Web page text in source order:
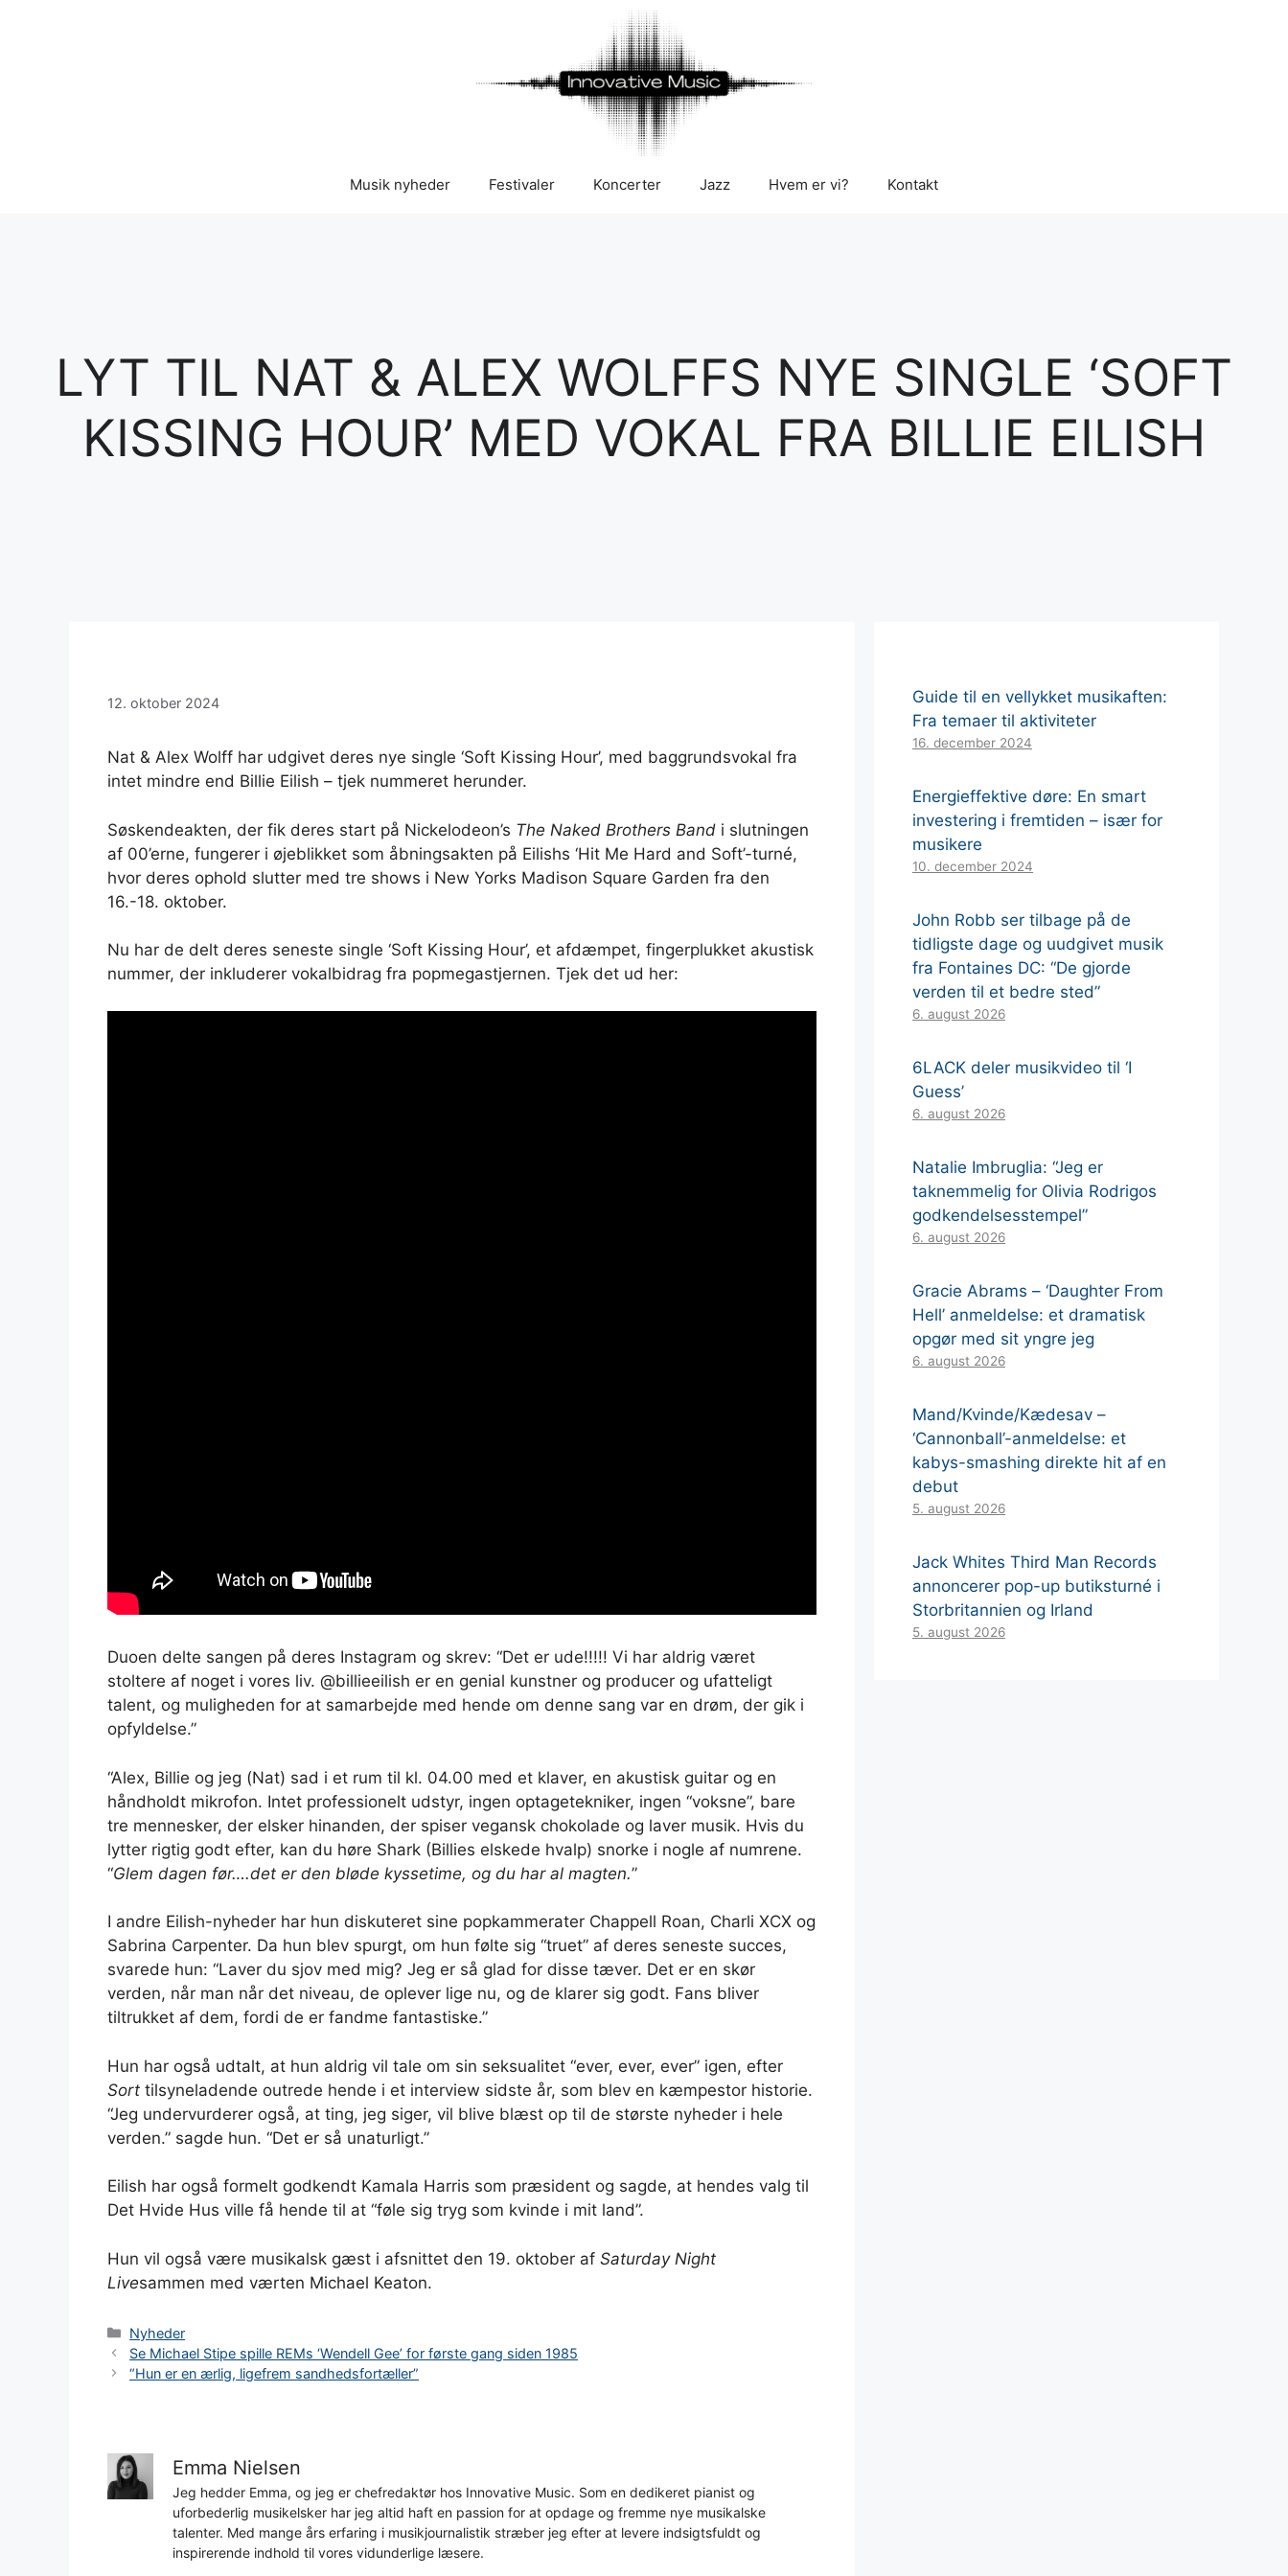
Musik nyheder Festivaler Koncerter Jazz Hvem er vi? Kontakt
LYT TIL NAT & ALEX WOLFFS NYE SINGLE ‘SOFT
KISSING HOUR’ MED VOKAL FRA BILLIE EILISH
12. oktober 2024
Nat & Alex Wolff har udgivet deres nye single ‘Soft Kissing Hour’, med baggrundsvokal fra
intet mindre end Billie Eilish – tjek nummeret herunder.
Søskendeakten, der fik deres start på Nickelodeon’s The Naked Brothers Band i slutningen
af ​​00’erne, fungerer i øjeblikket som åbningsakten på Eilishs ‘Hit Me Hard and Soft’-turné,
hvor deres ophold slutter med tre shows i New Yorks Madison Square Garden fra den
16.-18. oktober.
Nu har de delt deres seneste single ‘Soft Kissing Hour’, et afdæmpet, fingerplukket akustisk
nummer, der inkluderer vokalbidrag fra popmegastjernen. Tjek det ud her:
Duoen delte sangen på deres Instagram og skrev: “Det er ude!!!!! Vi har aldrig været
stoltere af noget i vores liv. @billieeilish er en genial kunstner og producer og ufatteligt
talent, og muligheden for at samarbejde med hende om denne sang var en drøm, der gik i
opfyldelse.”
“Alex, Billie og jeg (Nat) sad i et rum til kl. 04.00 med et klaver, en akustisk guitar og en
håndholdt mikrofon. Intet professionelt udstyr, ingen optagetekniker, ingen “voksne”, bare
tre mennesker, der elsker hinanden, der spiser vegansk chokolade og laver musik. Hvis du
lytter rigtig godt efter, kan du høre Shark (Billies elskede hvalp) snorke i nogle af numrene.
“Glem dagen før….det er den bløde kyssetime, og du har al magten.”
I andre Eilish-nyheder har hun diskuteret sine popkammerater Chappell Roan, Charli XCX og
Sabrina Carpenter. Da hun blev spurgt, om hun følte sig “truet” af deres seneste succes,
svarede hun: “Laver du sjov med mig? Jeg er så glad for disse tæver. Det er en skør
verden, når man når det niveau, de oplever lige nu, og de klarer sig godt. Fans bliver
tiltrukket af dem, fordi de er fandme fantastiske.”
Hun har også udtalt, at hun aldrig vil tale om sin seksualitet “ever, ever, ever” igen, efter
Sort tilsyneladende outrede hende i et interview sidste år, som blev en kæmpestor historie.
“Jeg undervurderer også, at ting, jeg siger, vil blive blæst op til de største nyheder i hele
verden.” sagde hun. “Det er så unaturligt.”
Eilish har også formelt godkendt Kamala Harris som præsident og sagde, at hendes valg til
Det Hvide Hus ville få hende til at “føle sig tryg som kvinde i mit land”.
Hun vil også være musikalsk gæst i afsnittet den 19. oktober af Saturday Night
Livesammen med værten Michael Keaton.
Kategorier
Nyheder
Se Michael Stipe spille REMs ‘Wendell Gee’ for første gang siden 1985
“Hun er en ærlig, ligefrem sandhedsfortæller”
Emma Nielsen
Jeg hedder Emma, og jeg er chefredaktør hos Innovative Music. Som en dedikeret pianist og
uforbederlig musikelsker har jeg altid haft en passion for at opdage og fremme nye musikalske
talenter. Med mange års erfaring i musikjournalistik stræber jeg efter at levere indsigtsfuldt og
inspirerende indhold til vores vidunderlige læsere.
Guide til en vellykket musikaften:
Fra temaer til aktiviteter
16. december 2024
Energieffektive døre: En smart
investering i fremtiden – især for
musikere
10. december 2024
John Robb ser tilbage på de
tidligste dage og uudgivet musik
fra Fontaines DC: “De gjorde
verden til et bedre sted”
6. august 2026
6LACK deler musikvideo til ‘I
Guess’
6. august 2026
Natalie Imbruglia: “Jeg er
taknemmelig for Olivia Rodrigos
godkendelsesstempel”
6. august 2026
Gracie Abrams – ‘Daughter From
Hell’ anmeldelse: et dramatisk
opgør med sit yngre jeg
6. august 2026
Mand/Kvinde/Kædesav –
‘Cannonball’-anmeldelse: et
kabys-smashing direkte hit af en
debut
5. august 2026
Jack Whites Third Man Records
annoncerer pop-up butiksturné i
Storbritannien og Irland
5. august 2026